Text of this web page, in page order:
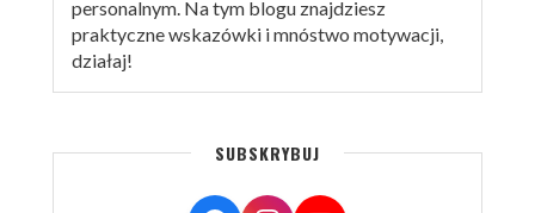
personalnym. Na tym blogu znajdziesz
praktyczne wskazówki i mnóstwo motywacji,
działaj!
SUBSKRYBUJ